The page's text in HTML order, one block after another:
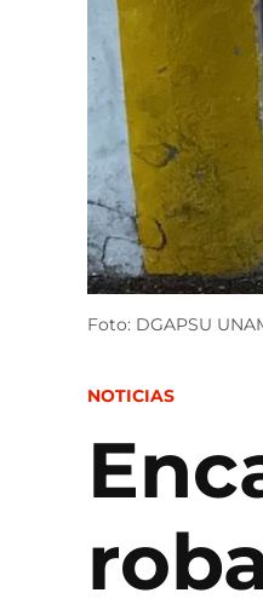
Foto: DGAPSU
POSTED
NOTICIAS